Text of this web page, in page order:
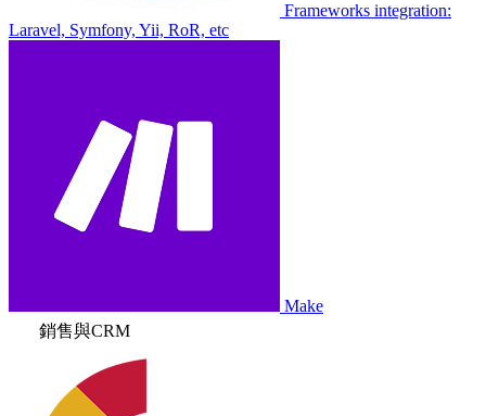
Frameworks integration:
Laravel, Symfony, Yii, RoR, etc
Make
銷售與CRM